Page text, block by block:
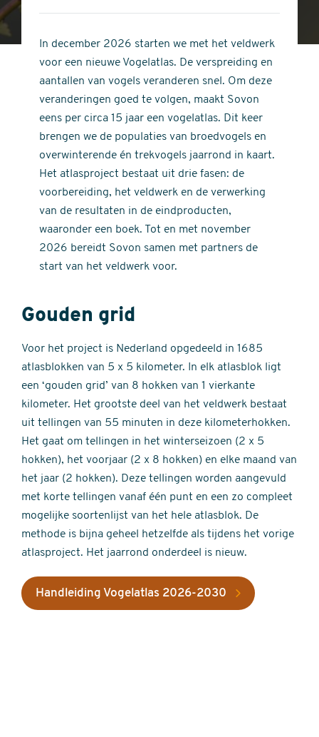
stars
of
stars
In december 2026 starten we met het veldwerk
voor een nieuwe Vogelatlas. De verspreiding en
aantallen van vogels veranderen snel. Om deze
veranderingen goed te volgen, maakt Sovon
eens per circa 15 jaar een vogelatlas. Dit keer
brengen we de populaties van broedvogels en
overwinterende én trekvogels jaarrond in kaart.
Het atlasproject bestaat uit drie fasen: de
voorbereiding, het veldwerk en de verwerking
van de resultaten in de eindproducten,
waaronder een boek. Tot en met november
2026 bereidt Sovon samen met partners de
start van het veldwerk voor.
Gouden grid
Voor het project is Nederland opgedeeld in 1685
atlasblokken van 5 x 5 kilometer. In elk atlasblok ligt
een ‘gouden grid’ van 8 hokken van 1 vierkante
kilometer. Het grootste deel van het veldwerk bestaat
uit tellingen van 55 minuten in deze kilometerhokken.
Het gaat om tellingen in het winterseizoen (2 x 5
hokken), het voorjaar (2 x 8 hokken) en elke maand van
het jaar (2 hokken). Deze tellingen worden aangevuld
met korte tellingen vanaf één punt en een zo compleet
mogelijke soortenlijst van het hele atlasblok. De
methode is bijna geheel hetzelfde als tijdens het vorige
atlasproject. Het jaarrond onderdeel is nieuw.
Handleiding Vogelatlas 2026-2030